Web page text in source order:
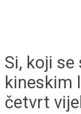
Si, koji
kineskim
četvrt